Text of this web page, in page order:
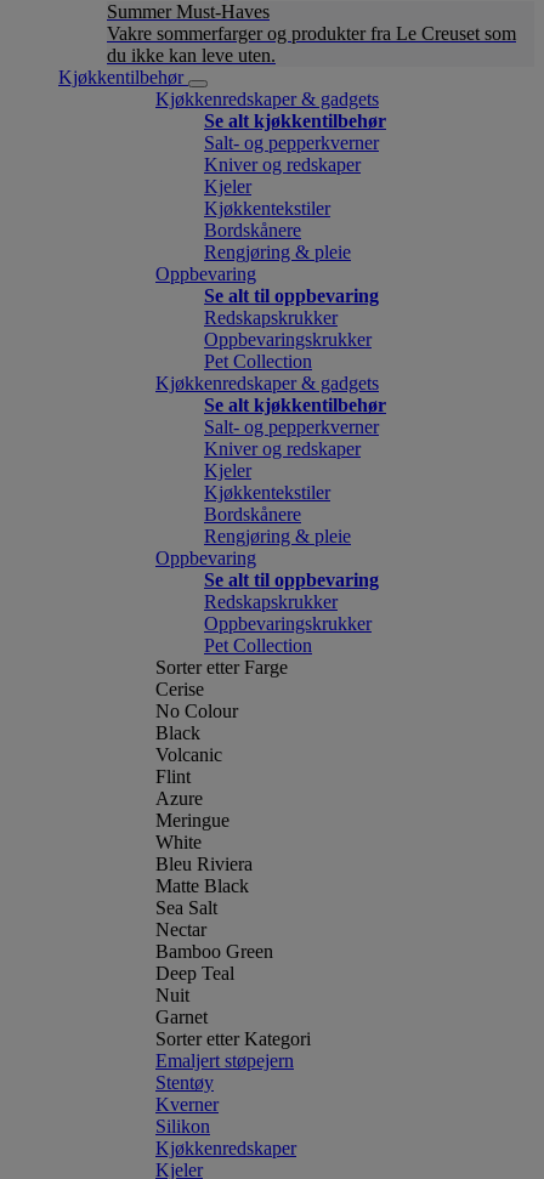
Summer Must-Haves
Vakre sommerfarger og produkter fra Le Creuset som
du ikke kan leve uten.
Kjøkkentilbehør
Kjøkkenredskaper & gadgets
Se alt kjøkkentilbehør
Salt- og pepperkverner
Kniver og redskaper
Kjeler
Kjøkkentekstiler
Bordskånere
Rengjøring & pleie
Oppbevaring
Se alt til oppbevaring
Redskapskrukker
Oppbevaringskrukker
Pet Collection
Kjøkkenredskaper & gadgets
Se alt kjøkkentilbehør
Salt- og pepperkverner
Kniver og redskaper
Kjeler
Kjøkkentekstiler
Bordskånere
Rengjøring & pleie
Oppbevaring
Se alt til oppbevaring
Redskapskrukker
Oppbevaringskrukker
Pet Collection
Sorter etter Farge
Cerise
No Colour
Black
Volcanic
Flint
Azure
Meringue
White
Bleu Riviera
Matte Black
Sea Salt
Nectar
Bamboo Green
Deep Teal
Nuit
Garnet
Sorter etter Kategori
Emaljert støpejern
Stentøy
Kverner
Silikon
Kjøkkenredskaper
Kjeler